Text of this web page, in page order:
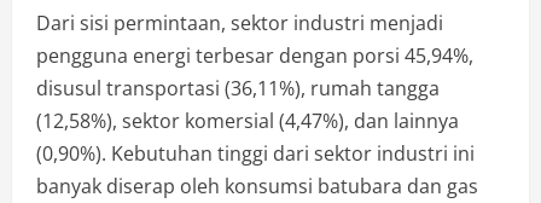
Dari sisi permintaan, sektor industri menjadi
pengguna energi terbesar dengan porsi 45,94%,
disusul transportasi (36,11%), rumah tangga
(12,58%), sektor komersial (4,47%), dan lainnya
(0,90%). Kebutuhan tinggi dari sektor industri ini
banyak diserap oleh konsumsi batubara dan gas